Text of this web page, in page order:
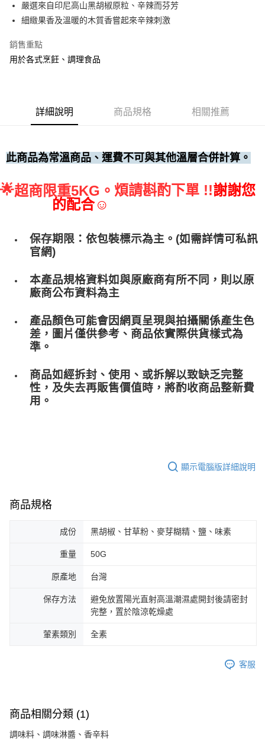
每筆NT$60，滿NT$699(含以上)免運費
每筆NT$250
嚴選來自印尼高山黑胡椒原粒、辛辣而芬芳
細緻果香及溫暖的木質香嘗起來辛辣刺激
銷售重點
用於各式烹飪、調理食品
詳細說明 商品規格 相關推薦
此商品為常溫商品、運費不可與其他溫層合併計算。
🌟超商限重5KG。 煩請斟酌下單 !!謝謝您
的配合☺
保存期限：依包裝標示為主。(如需詳情可私訊
官網)
本產品規格資料如與原廠商有所不同，則以原
廠商公布資料為主
產品顏色可能會因網頁呈現與拍攝關係產生色
差，圖片僅供參考、商品依實際供貨樣式為
準。
商品如經拆封、使用、或拆解以致缺乏完整
性，及失去再販售價值時，將酌收商品整﻿新費
用。
顯示電腦版詳細說明
商品規格
成份 黑胡椒、甘草粉、麥芽糊精、鹽、味素
重量 50G
原產地 台灣
保存方法
避免放置陽光直射高溫潮濕處開封後請密封
完整，置於陰涼乾燥處
葷素類別 全素
客服
商品相關分類 (1)
調味料、調味淋醬、香辛料